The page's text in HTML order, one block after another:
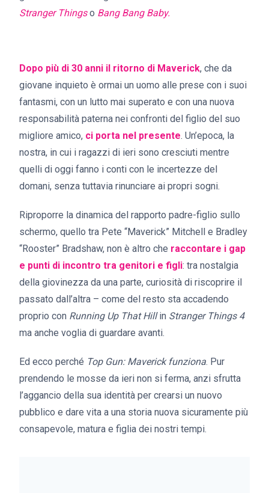
Stranger Thingso Bang Bang Baby.
Dopo più di 30 anni il ritorno di Maverick, che da
giovane inquieto è ormai un uomo alle prese con i suoi
fantasmi, con un lutto mai superato e con una nuova
responsabilità paterna nei confronti del figlio del suo
migliore amico, ci porta nel presente. Un’epoca, la
nostra, in cui i ragazzi di ieri sono cresciuti mentre
quelli di oggi fanno i conti con le incertezze del
domani, senza tuttavia rinunciare ai propri sogni.
Riproporre la dinamica del rapporto padre-figlio sullo
schermo, quello tra Pete “Maverick” Mitchell e Bradley
“Rooster” Bradshaw, non è altro che raccontare i gap
e punti di incontro tra genitori e figli: tra nostalgia
della giovinezza da una parte, curiosità di riscoprire il
passato dall’altra – come del resto sta accadendo
proprio con Running Up That Hillin Stranger Things 4
ma anche voglia di guardare avanti.
Ed ecco perché Top Gun: Maverick funziona. Pur
prendendo le mosse da ieri non si ferma, anzi sfrutta
l’aggancio della sua identità per crearsi un nuovo
pubblico e dare vita a una storia nuova sicuramente più
consapevole, matura e figlia dei nostri tempi.